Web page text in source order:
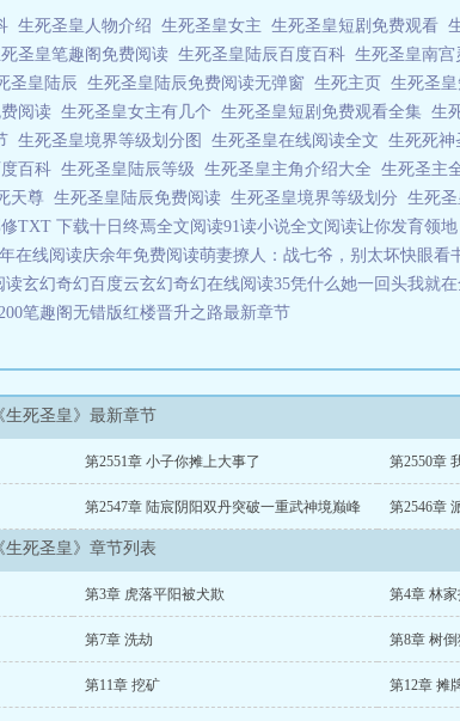
生死圣皇人物介绍 生死圣皇女主 生死圣皇短剧免费观看
圣皇笔趣阁免费阅读 生死圣皇陆辰百度百科 生死圣皇南宫
圣皇陆辰 生死圣皇陆辰免费阅读无弹窗 生死主页 生死圣
阅读 生死圣皇女主有几个 生死圣皇短剧免费观看全集 生
生死圣皇境界等级划分图 生死圣皇在线阅读全文 生死死神
百科 生死圣皇陆辰等级 生死圣皇主角介绍大全 生死圣主
天尊 生死圣皇陆辰免费阅读 生死圣皇境界等级划分 生死
TXT 下载十日终焉全文阅读91读小说全文阅读让你发育领
在线阅读庆余年免费阅读萌妻撩人：战七爷，别太坏快眼看
读玄幻奇幻百度云玄幻奇幻在线阅读35凭什么她一回头我就
笔趣阁无错版红楼晋升之路最新章节
生死圣皇》最新章节
第2551章 小子你摊上大事了 第2550章
第2547章 陆宸阴阳双丹突破一重武神境巅峰 第2546章
生死圣皇》章节列表
第3章 虎落平阳被犬欺 第4章 林
第7章 洗劫 第8章 树
第11章 挖矿 第12章 摊